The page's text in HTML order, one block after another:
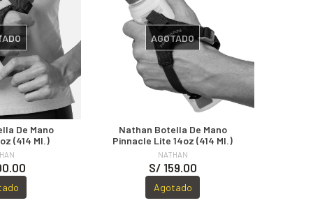
De Mano
(414 Ml.)
AGOTADO
Nathan Botella De Mano
Pinnacle Lite 14oz (414 Ml.)
NATHAN
S/ 159.00
Agotado